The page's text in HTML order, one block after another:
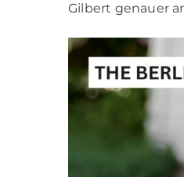
Gilbert genauer